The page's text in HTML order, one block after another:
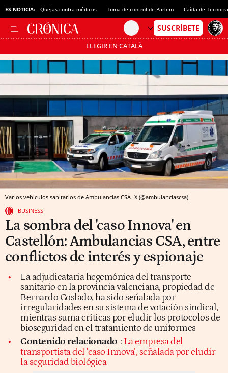
ES NOTICIA: Quejas contra médicos Toma de control de Parlem Caída de
LLEGIR EN CATALÀ
Pásate al MODO AHORRO
Varios vehículos sanitarios de Ambulancias CSA X (@ambulanciascsa)
BUSINESS
La sombra del 'caso Innova' en
Castellón: Ambulancias CSA, entre
conflictos de interés y espionaje
La adjudicataria hegemónica del transporte
sanitario en la provincia valenciana, propiedad de
Bernardo Coslado, ha sido señalada por
irregularidades en su sistema de votación sindical,
mientras suma críticas por eludir los protocolos de
bioseguridad en el tratamiento de uniformes
Contenido relacionado : La empresa del
transportista del ‘caso Innova’, señalada por eludir
la seguridad biológica